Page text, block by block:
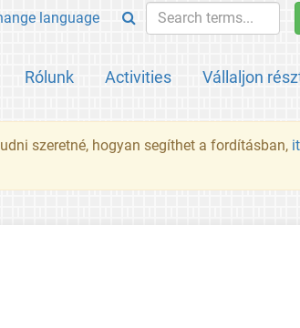
Rólunk Activities Vállaljon
language
szeretné, hogyan segíthet a fordításban,